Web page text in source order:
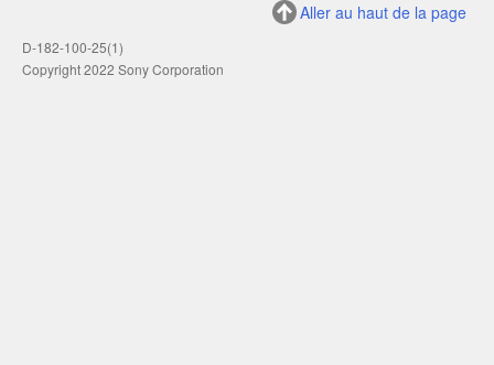
Aller au haut de la page
D-182-100-25(1)
Copyright 2022 Sony Corporation